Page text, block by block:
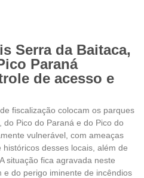
Serra da Baitaca,
Paraná
de acesso e
fiscalização colocam os parques
Pico do Paraná e do Pico do
vulnerável, com ameaças
desses locais, além de
situação fica agravada neste
do perigo iminente de incêndios